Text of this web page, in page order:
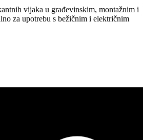
vijaka u građevinskim, montažnim i
za upotrebu s bežičnim i električnim